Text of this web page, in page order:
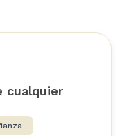
cualquier